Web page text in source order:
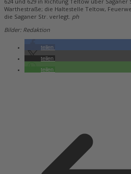
Warthestraße; die Haltestelle Teltow,
die Saganer Str. verlegt. ph
Bilder: Redaktion
teilen
teilen
teilen